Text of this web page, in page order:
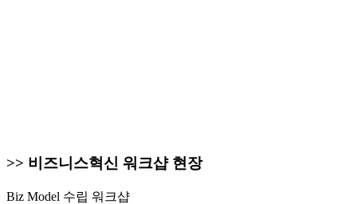
>> 비즈니스혁신 워크샵 현장
Biz Model 수립 워크샵